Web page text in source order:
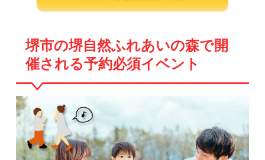
堺市の堺自然ふれあいの森で開
催される予約必須イベント